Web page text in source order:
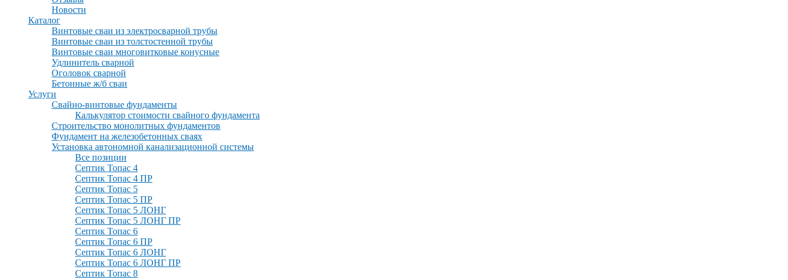
Новости
Каталог
Винтовые сваи из электросварной трубы
Винтовые сваи из толстостенной трубы
Винтовые сваи многовитковые конусные
Удлинитель сварной
Оголовок сварной
Бетонные ж/б сваи
Услуги
Свайно-винтовые фундаменты
Калькулятор стоимости свайного фундамента
Строительство монолитных фундаментов
Фундамент на железобетонных сваях
Установка автономной канализационной системы
Все позиции
Септик Топас 4
Септик Топас 4 ПР
Септик Топас 5
Септик Топас 5 ПР
Септик Топас 5 ЛОНГ
Септик Топас 5 ЛОНГ ПР
Септик Топас 6
Септик Топас 6 ПР
Септик Топас 6 ЛОНГ
Септик Топас 6 ЛОНГ ПР
Септик Топас 8